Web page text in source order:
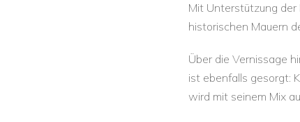
Mit Unterstützung
historischen Mauern
Über die Vernissage
ist ebenfalls gesorgt:
wird mit seinem Mix